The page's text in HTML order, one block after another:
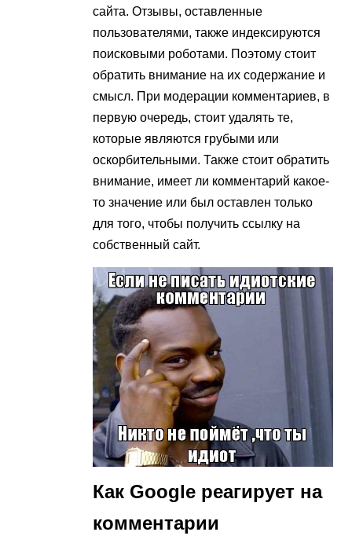
сайта. Отзывы, оставленные
пользователями, также индексируются
поисковыми роботами. Поэтому стоит
обратить внимание на их содержание и
смысл. При модерации комментариев, в
первую очередь, стоит удалять те,
которые являются грубыми или
оскорбительными. Также стоит обратить
внимание, имеет ли комментарий какое-
то значение или был оставлен только
для того, чтобы получить ссылку на
собственный сайт.
Как Google реагирует на
комментарии